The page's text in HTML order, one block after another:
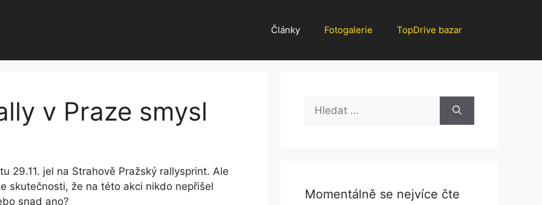
Články Fotogalerie TopDrive bazar
v Praze smysl
29.11. jel na Strahově Pražský rallysprint. Ale
skutečnosti, že na této akci nikdo nepřišel
snad ano?
Hledat:
Momentálně se nejvíce čte